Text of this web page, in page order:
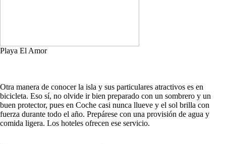
Playa El Amor
Otra manera de conocer la isla y sus particulares atractivos es en
bicicleta. Eso sí, no olvide ir bien preparado con un sombrero y un
buen protector, pues en Coche casi nunca llueve y el sol brilla con
fuerza durante todo el año. Prepárese con una provisión de agua y
comida ligera. Los hoteles ofrecen ese servicio.